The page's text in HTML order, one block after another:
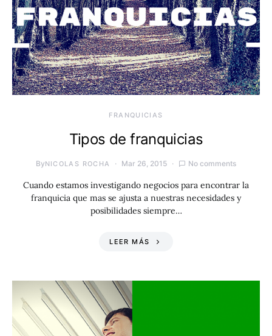
FRANQUICIAS
Tipos de franquicias
ByNICOLAS ROCHA Mar 26, 2015 No comments
Cuando estamos investigando negocios para encontrar la
franquicia que mas se ajusta a nuestras necesidades y
posibilidades siempre…
LEER MÁS